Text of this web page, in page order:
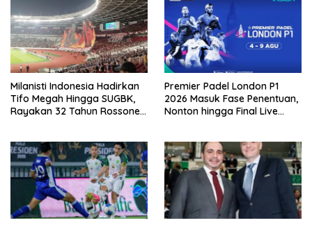
Milanisti Indonesia Hadirkan
Tifo Megah Hingga SUGBK,
Rayakan 32 Tahun Rossoneri
Premier Padel London P1
2026 Masuk Fase Penentuan,
Nonton hingga Final Live